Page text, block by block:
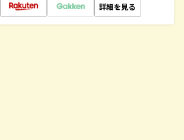
詳細を見る